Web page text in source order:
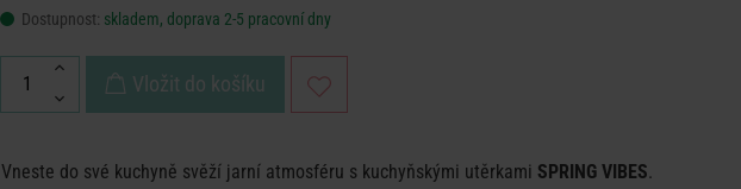
Dostupnost: skladem, doprava 2-5 pracovní dny
Vložit do košíku
Vneste do své kuchyně svěží jarní atmosféru s kuchyňskými utěrkami SPRING VIBES.